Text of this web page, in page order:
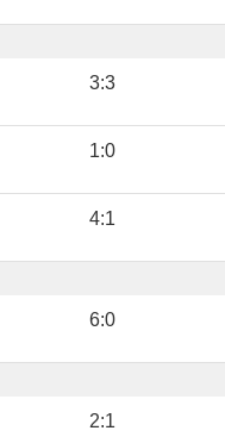
3:3
1:0
4:1
6:0
2:1